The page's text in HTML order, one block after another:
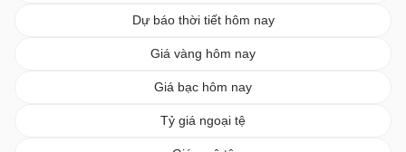
Dự báo thời tiết hôm nay
Giá vàng hôm nay
Giá bạc hôm nay
Tỷ giá ngoại tệ